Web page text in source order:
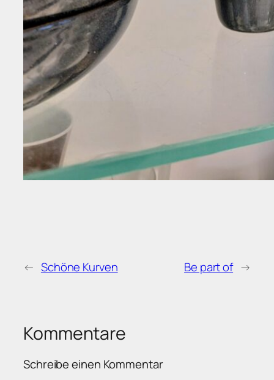
← Schöne Kurven Be part of →
Kommentare
Schreibe einen Kommentar